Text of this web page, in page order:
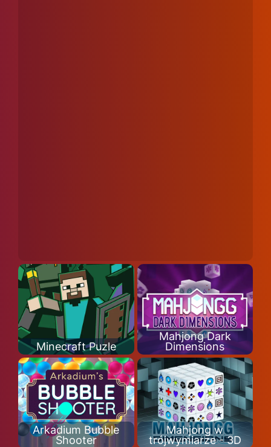
Minecraft Puzle
Mahjong Dark
Dimensions
Arkadium Bubble
Shooter
Mahjong w
trójwymiarze - 3D